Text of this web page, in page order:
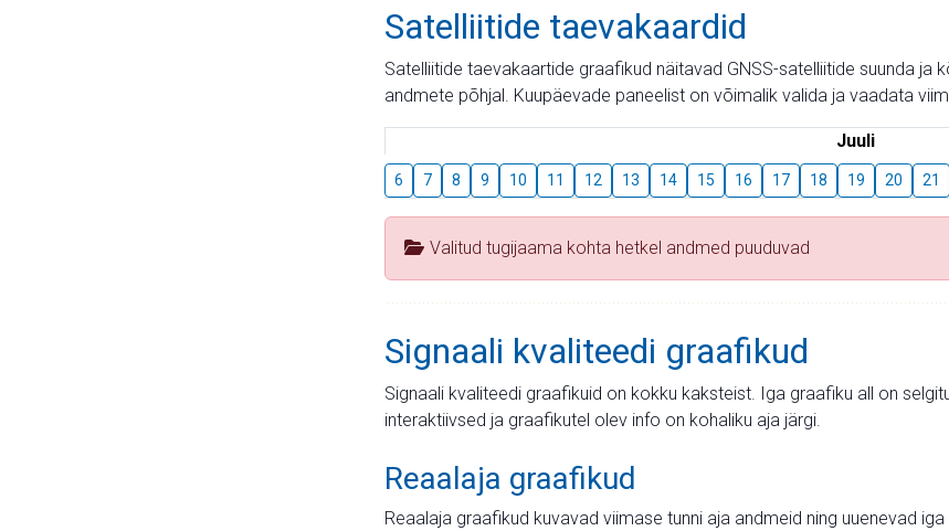
Satelliitide taevakaardid
Satelliitide taevakaartide graafikud näitavad GNSS-satelliitide suunda ja
andmete põhjal. Kuupäevade paneelist on võimalik valida ja vaadata
Juuli
6 7 8 9 10 11 12 13 14 15 16 17 18 19 20 21
Valitud tugijaama kohta hetkel andmed puuduvad
Signaali kvaliteedi graafikud
Signaali kvaliteedi graafikuid on kokku kaksteist. Iga graafiku all on
interaktiivsed ja graafikutel olev info on kohaliku aja järgi.
Reaalaja graafikud
Reaalaja graafikud kuvavad viimase tunni aja andmeid ning uuenevad iga